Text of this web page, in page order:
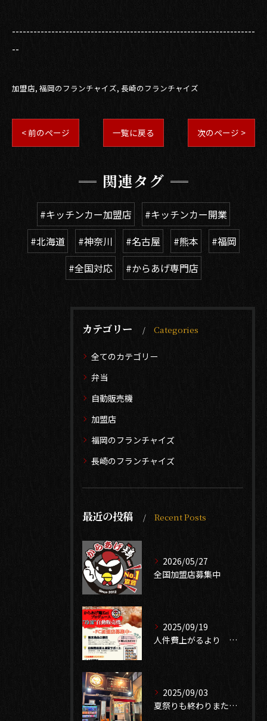
--------------------------------------------------------------------
--
加盟店 福岡のフランチャイズ 長崎のフランチャイズ
< 前のページ 一覧に戻る 次のページ >
関連タグ
#キッチンカー加盟店
#キッチンカー開業
#北海道
#神奈川 #名古屋 #熊本
#福岡
#全国対応
#からあげ専門店
カテゴリー Categories
全てのカテゴリー
弁当
自動販売機
加盟店
福岡のフランチャイズ
長崎のフランチャイズ
最近の投稿 Recent Posts
2026/05/27
全国加盟店募集中
2025/09/19
人件費上がるより 無人販売で売り上げ確保 中古自販機有ります
2025/09/03
夏祭りも終わりまたイベントシーズン到来❣️